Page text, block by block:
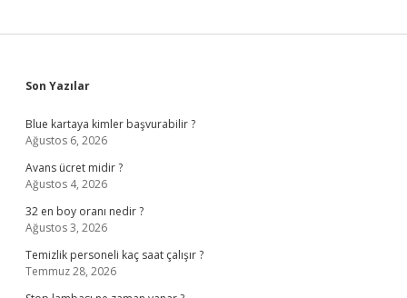
Sidebar
Son Yazılar
Blue kartaya kimler başvurabilir ?
Ağustos 6, 2026
Avans ücret midir ?
Ağustos 4, 2026
32 en boy oranı nedir ?
Ağustos 3, 2026
Temizlik personeli kaç saat çalışır ?
Temmuz 28, 2026